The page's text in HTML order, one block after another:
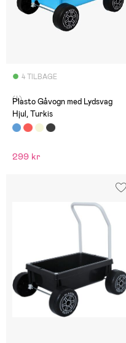
4 TILBAGE
(4)
Plasto Gåvogn med Lydsvag
Hjul, Turkis
299 kr